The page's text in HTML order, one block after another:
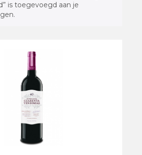
is toegevoegd aan je